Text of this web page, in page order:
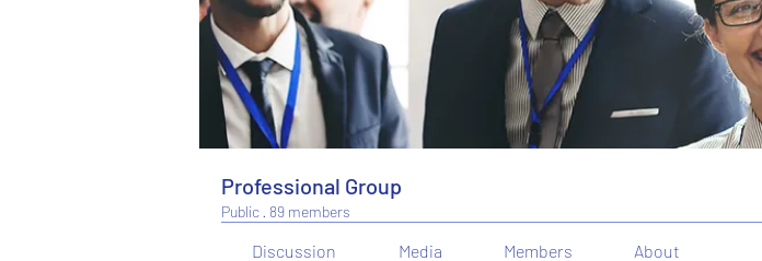
Professional Group
Public · 89 members
Discussion Media Members About